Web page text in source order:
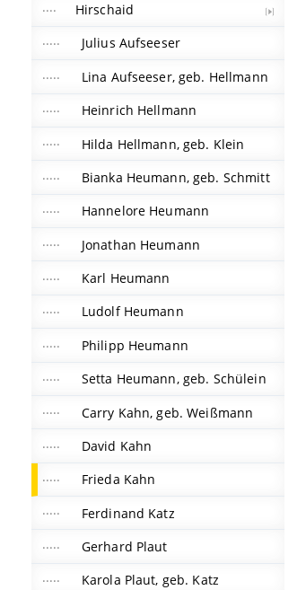
Hirschaid
Julius Aufseeser
Lina Aufseeser, geb. Hellmann
Heinrich Hellmann
Hilda Hellmann, geb. Klein
Bianka Heumann, geb. Schmitt
Hannelore Heumann
Jonathan Heumann
Karl Heumann
Ludolf Heumann
Philipp Heumann
Setta Heumann, geb. Schülein
Carry Kahn, geb. Weißmann
David Kahn
Frieda Kahn
Ferdinand Katz
Gerhard Plaut
Karola Plaut, geb. Katz